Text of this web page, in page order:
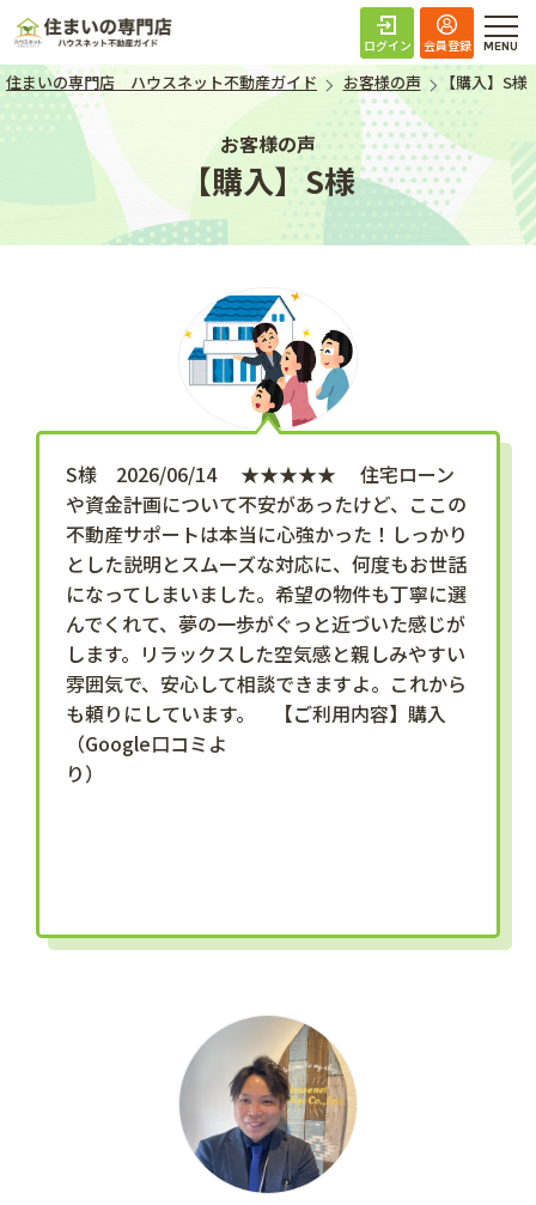
住まいの専門店 ハ
ログイン 会員登録
住まいの専門店 ハウスネット不動産ガイド お客様の声 【購入】S様
お客様の声
【購入】S様
S様 2026/06/14 ★★★★★ 住宅ローン
や資金計画について不安があったけど、ここの
不動産サポートは本当に心強かった！しっかり
とした説明とスムーズな対応に、何度もお世話
になってしまいました。希望の物件も丁寧に選
んでくれて、夢の一歩がぐっと近づいた感じが
します。リラックスした空気感と親しみやすい
雰囲気で、安心して相談できますよ。これから
も頼りにしています。 【ご利用内容】購入
（Google口コミよ
り）